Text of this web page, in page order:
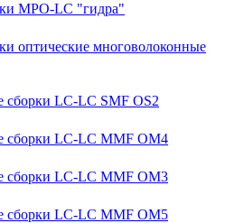
MPO-LC "гидра"
оптические многоволоконные
сборки LC-LC SMF OS2
сборки LC-LC MMF OM4
сборки LC-LC MMF OM3
сборки LC-LC MMF OM5